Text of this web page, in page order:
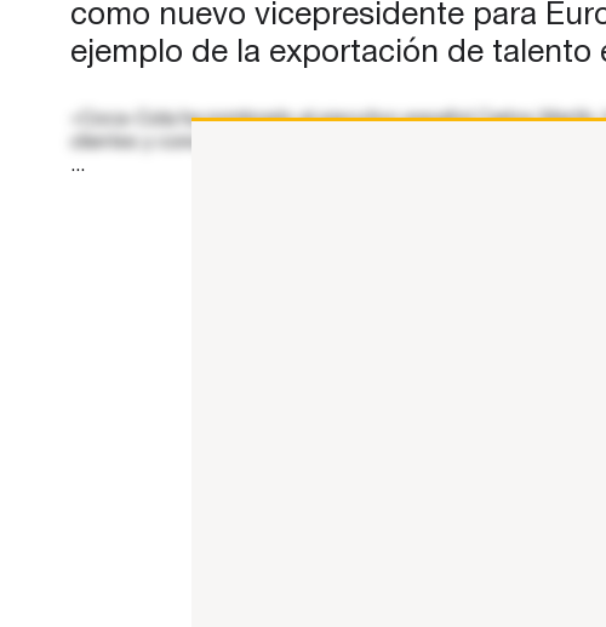
como nuevo vicepresidente para
ejemplo de la exportación de talento
«Coca-Cola ha nombrado al ejecutivo español Carlos
...